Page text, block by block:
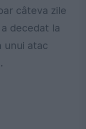
câteva zile
decedat la
unui atac